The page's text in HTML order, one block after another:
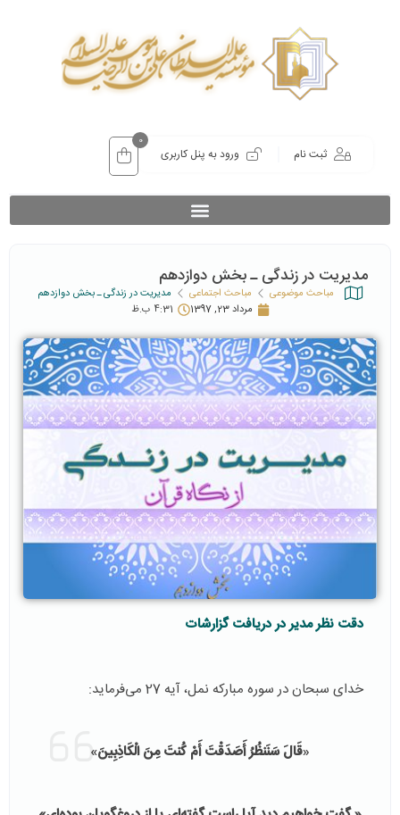
ثبت نام ورود به پنل کاربری
0
مدیریت در زندگی ـ بخش دوازدهم
مباحث موضوعی مباحث اجتماعی
مدیریت در زندگی ـ بخش دوازدهم
مرداد 23, 1397
4:31 ب.ظ
دقت نظر مدیر در دریافت گزارشات
خدای سبحان در سوره مبارکه نمل، آیه 27 می‌فرماید:
«قَالَ سَنَنظُرُ أَصَدَقْتَ أَمْ كُنتَ مِنَ الْكَاذِبِينَ»